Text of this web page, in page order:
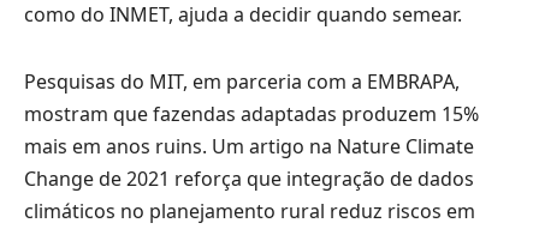
como do INMET, ajuda a decidir quando semear.
Pesquisas do MIT, em parceria com a EMBRAPA,
mostram que fazendas adaptadas produzem 15%
mais em anos ruins. Um artigo na Nature Climate
Change de 2021 reforça que integração de dados
climáticos no planejamento rural reduz riscos em